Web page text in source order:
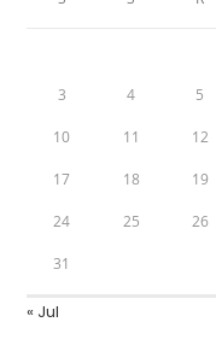
3 4 5
10 11 12
17 18 19
24 25 26
31
« Jul